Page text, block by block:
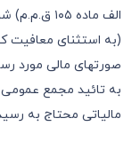
الف ماده
(به استثنای معافیت
صورتهای مالی مورد
به تائید مجمع عمومی
مالیاتی محتاج به